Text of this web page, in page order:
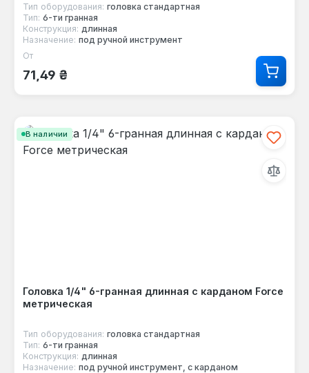
Тип оборудования: головка стандартная
Тип: 6-ти гранная
Конструкция: длинная
Назначение: под ручной инструмент
Обычная цена:
От
71,49 ₴
В наличии
Головка 1/4" 6-гранная длинная с карданом Force
метрическая
Тип оборудования: головка стандартная
Тип: 6-ти гранная
Конструкция: длинная
Назначение: под ручной инструмент, с карданом